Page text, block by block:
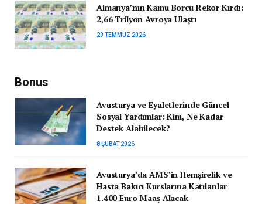
Almanya’nın Kamu Borcu Rekor Kırdı:
2,66 Trilyon Avroya Ulaştı
29 TEMMUZ 2026
Bonus
Avusturya ve Eyaletlerinde Güncel
Sosyal Yardımlar: Kim, Ne Kadar
Destek Alabilecek?
8 ŞUBAT 2026
Avusturya’da AMS’in Hemşirelik ve
Hasta Bakıcı Kurslarına Katılanlar
1.400 Euro Maaş Alacak